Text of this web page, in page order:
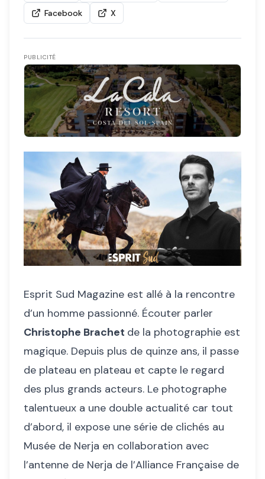
Facebook
X
PUBLICITÉ
Esprit Sud Magazine est allé à la rencontre
d’un homme passionné. Écouter parler
Christophe Brachet de la photographie est
magique. Depuis plus de quinze ans, il passe
de plateau en plateau et capte le regard
des plus grands acteurs. Le photographe
talentueux a une double actualité car tout
d’abord, il expose une série de clichés au
Musée de Nerja en collaboration avec
l’antenne de Nerja de l’Alliance Française de